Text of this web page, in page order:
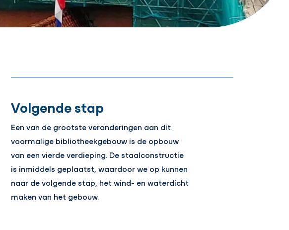
Volgende stap
Een van de grootste veranderingen aan dit
voormalige bibliotheekgebouw is de opbouw
van een vierde verdieping. De staalconstructie
is inmiddels geplaatst, waardoor we op kunnen
naar de volgende stap, het wind- en waterdicht
maken van het gebouw.